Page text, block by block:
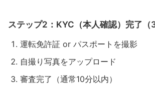
ステップ2：KYC（本人確認）完了（3
運転免許証 or パスポートを撮影
自撮り写真をアップロード
審査完了（通常10分以内）